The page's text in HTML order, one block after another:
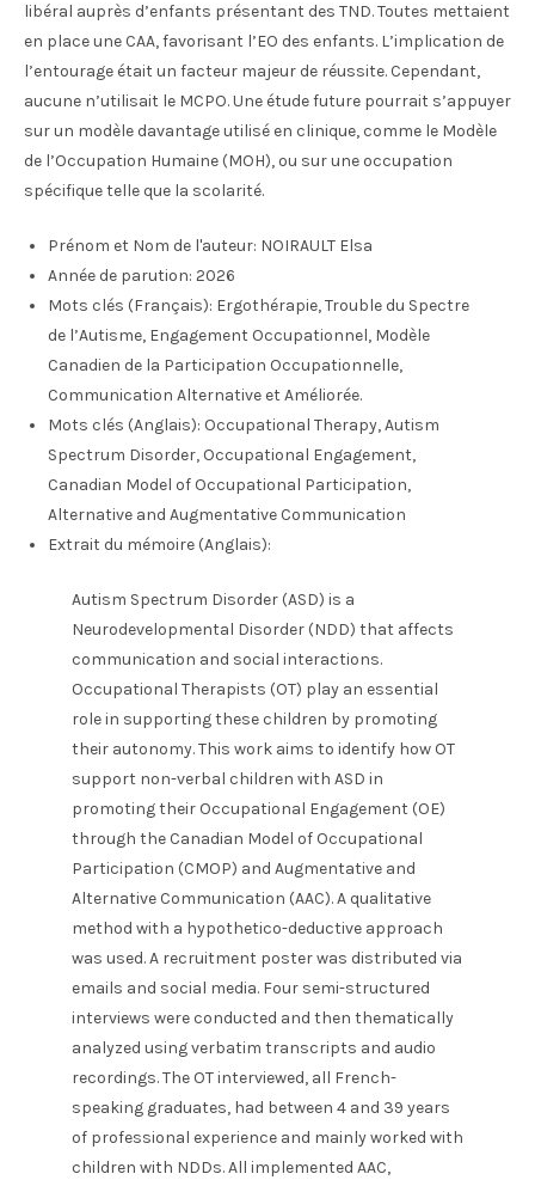
libéral auprès d’enfants présentant des TND. Toutes mettaient
en place une CAA, favorisant l’EO des enfants. L’implication de
l’entourage était un facteur majeur de réussite. Cependant,
aucune n’utilisait le MCPO. Une étude future pourrait s’appuyer
sur un modèle davantage utilisé en clinique, comme le Modèle
de l’Occupation Humaine (MOH), ou sur une occupation
spécifique telle que la scolarité.
Prénom et Nom de l'auteur: NOIRAULT Elsa
Année de parution: 2026
Mots clés (Français): Ergothérapie, Trouble du Spectre
de l’Autisme, Engagement Occupationnel, Modèle
Canadien de la Participation Occupationnelle,
Communication Alternative et Améliorée.
Mots clés (Anglais): Occupational Therapy, Autism
Spectrum Disorder, Occupational Engagement,
Canadian Model of Occupational Participation,
Alternative and Augmentative Communication
Extrait du mémoire (Anglais):
Autism Spectrum Disorder (ASD) is a
Neurodevelopmental Disorder (NDD) that affects
communication and social interactions.
Occupational Therapists (OT) play an essential
role in supporting these children by promoting
their autonomy. This work aims to identify how OT
support non-verbal children with ASD in
promoting their Occupational Engagement (OE)
through the Canadian Model of Occupational
Participation (CMOP) and Augmentative and
Alternative Communication (AAC). A qualitative
method with a hypothetico-deductive approach
was used. A recruitment poster was distributed via
emails and social media. Four semi-structured
interviews were conducted and then thematically
analyzed using verbatim transcripts and audio
recordings. The OT interviewed, all French-
speaking graduates, had between 4 and 39 years
of professional experience and mainly worked with
children with NDDs. All implemented AAC,